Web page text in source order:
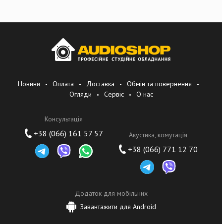
Buffet, Aerosmith, and Boyz II Men, также используют продукты
MOTU для создания музыки.
Новини Оплата Доставка
Обмін та повернення
Огляди
Сервіс О нас
Консультація
+38 (066) 161 57 57 Акустика, комутація
+38 (066) 771 12 70
Додаток для мобільних
Завантажити для Android